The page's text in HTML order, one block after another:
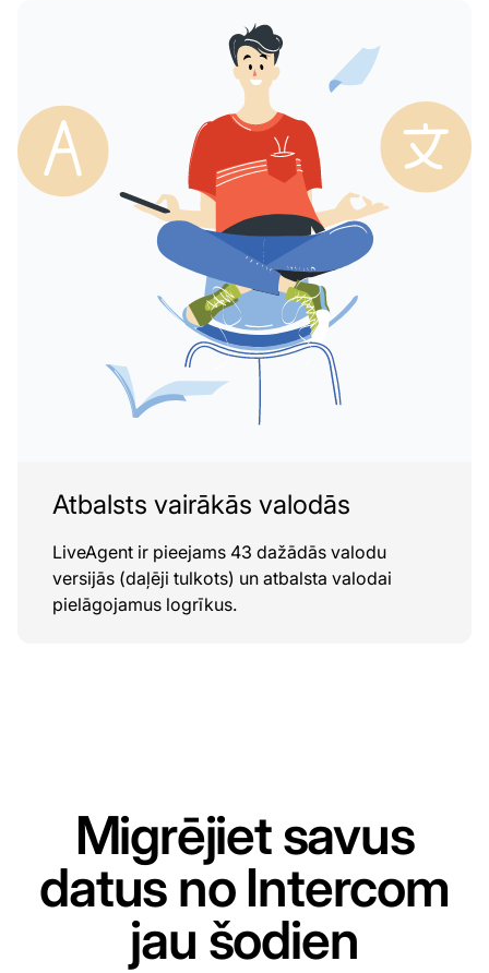
Atbalsts vairākās valodās
LiveAgent ir pieejams 43 dažādās valodu
versijās (daļēji tulkots) un atbalsta valodai
pielāgojamus logrīkus.
Migrējiet savus
datus no Intercom
jau šodien